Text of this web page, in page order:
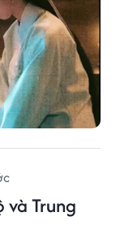
và Trung